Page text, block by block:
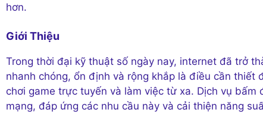
hơn.
Giới Thiệu
Trong thời đại kỹ thuật số ngày nay, internet đã trở
nhanh chóng, ổn định và rộng khắp là điều cần
chơi game trực tuyến và làm việc từ xa. Dịch vụ
mạng, đáp ứng các nhu cầu này và cải thiện năng